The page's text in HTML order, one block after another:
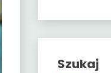
Szukaj